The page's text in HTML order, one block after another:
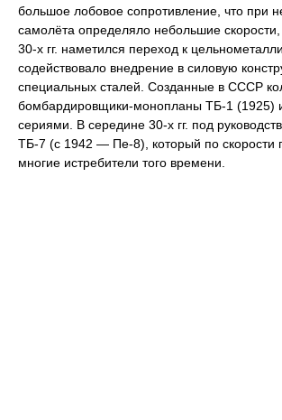
большое лобовое сопротивление, что при
самолёта определяло небольшие
30-х гг. наметился переход к
содействовало внедрение в силовую
специальных сталей. Созданные в СССР
бомбардировщики-монопланы ТБ-1 (1925)
сериями. В середине 30-х гг. под
ТБ-7 (с 1942 — Пе-8), который по скорости
многие истребители того времени.